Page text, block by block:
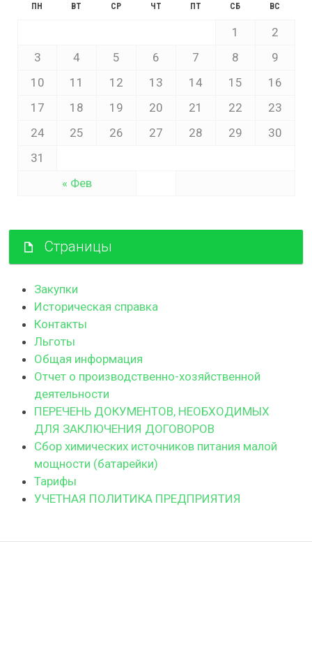
ПН ВТ СР ЧТ ПТ СБ ВС
« Фев
1
2
3
4 5 6 7 8
9
10
11 12 13 14 15
16
17
18 19 20 21 22
23
24
25 26 27 28 29
30
31
Страницы
Закупки
Историческая справка
Контакты
Льготы
Общая информация
Отчет о производственно-хозяйственной
деятельности
ПЕРЕЧЕНЬ ДОКУМЕНТОВ, НЕОБХОДИМЫХ
ДЛЯ ЗАКЛЮЧЕНИЯ ДОГОВОРОВ
Сбор химических источников питания малой
мощности (батарейки)
Тарифы
УЧЕТНАЯ ПОЛИТИКА ПРЕДПРИЯТИЯ